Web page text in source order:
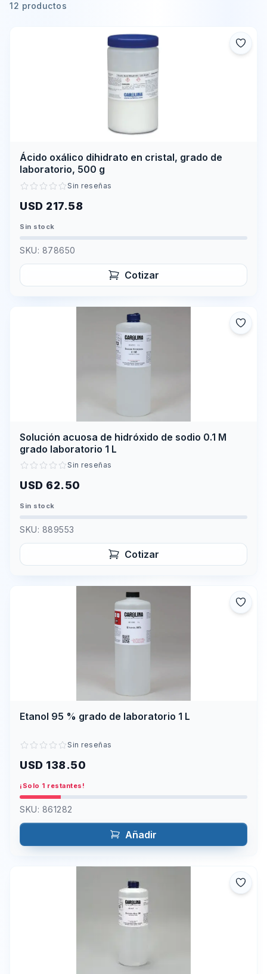
12 productos
Ácido oxálico dihidrato en cristal, grado de
laboratorio, 500 g
Sin reseñas
USD 217.58
Sin stock
SKU: 878650
Cotizar
Solución acuosa de hidróxido de sodio 0.1 M
grado laboratorio 1 L
Sin reseñas
USD 62.50
Sin stock
SKU: 889553
Cotizar
Etanol 95 % grado de laboratorio 1 L
Sin reseñas
USD 138.50
¡Solo 1 restantes!
SKU: 861282
Añadir